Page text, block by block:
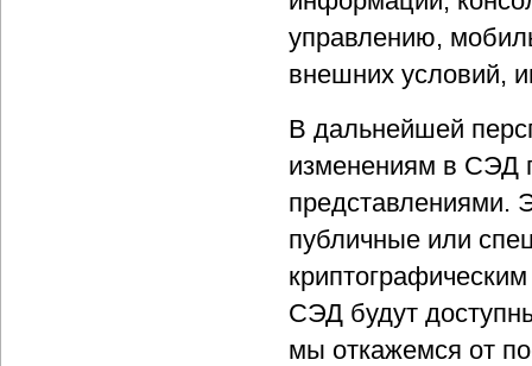
управлению,
внешних условий,
В дальнейшей
изменениям в СЭД
представлениями.
публичные или
СЭД будут
мы откажемся от